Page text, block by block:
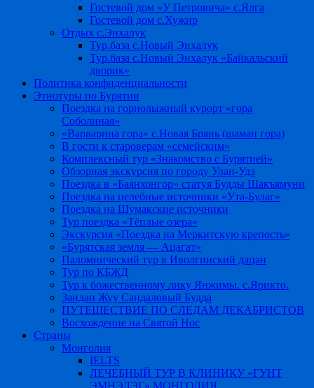
Гостевой дом «У Петровича» с.Ялга
Гостевой дом с.Хужир
Отдых с.Энхалук
Тур.база с.Новый Энхалук
Тур.база с.Новый Энхалук «Байкальский
дворик»
Политика конфиденциальности
Этнотуры по Бурятии
Поездка на горнолыжный курорт «гора
Соболиная»
«Варварина гора» с.Новая Брянь (шаман гора)
В гости к староверам «семейским»
Комплексный тур «Знакомство с Бурятией»
Обзорная экскурсия по городу Улан-Удэ
Поездка в «Баянхонгор» статуя Будды Шакъямуни
Поездка на целебные источники «Ута-Булаг»
Поездка на Шумакские источники
Тур поездка «Тёплые озера»
Экскурсия «Поездка на Меркитскую крепость»
«Бурятская земля — Ацагат»
Паломнический тур в Иволгинский дацан
Тур по КБЖД
Тур к божественному лику Янжимы. с.Ярикто.
Зандан Жуу Сандаловый Будда
ПУТЕШЕСТВИЕ ПО СЛЕДАМ ДЕКАБРИСТОВ
Восхождение на Святой Нос
Страны
Монголия
IELTS
ЛЕЧЕБНЫЙ ТУР В КЛИНИКУ «ГУНТ